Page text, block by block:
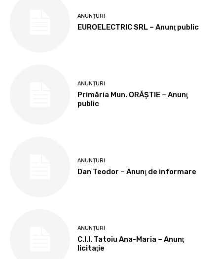
ANUNȚURI
EUROELECTRIC SRL – Anunţ public
ANUNȚURI
Primăria Mun. ORĂȘTIE – Anunţ
public
ANUNȚURI
Dan Teodor – Anunţ de informare
ANUNȚURI
C.I.I. Tatoiu Ana-Maria – Anunţ
licitaţie